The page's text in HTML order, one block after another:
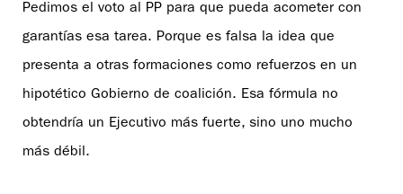
Pedimos el voto al PP para que pueda acometer con
garantías esa tarea. Porque es falsa la idea que
presenta a otras formaciones como refuerzos en un
hipotético Gobierno de coalición. Esa fórmula no
obtendría un Ejecutivo más fuerte, sino uno mucho
más débil.